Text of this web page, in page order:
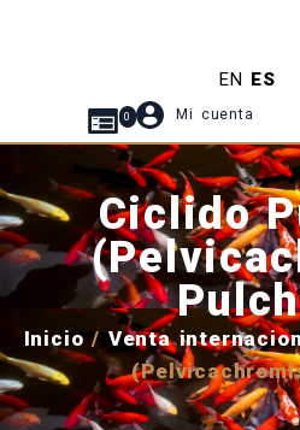
EN ES
0 Mi cuenta
Ciclido
Inicio/Venta